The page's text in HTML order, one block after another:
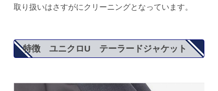
取り扱いはさすがにクリーニングとなっています。
特徴 ユニクロU テーラードジャケット